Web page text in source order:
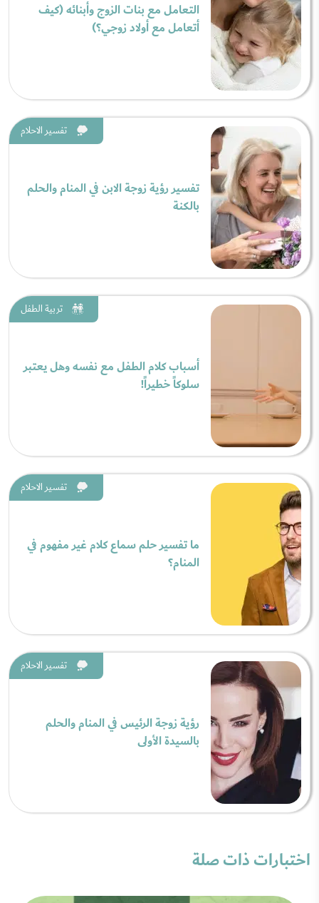
التعامل مع بنات الزوج وأبنائه (كيف
أتعامل مع أولاد زوجي؟)
تفسير الاحلام
تفسير رؤية زوجة الابن في المنام والحلم
بالكنة
تربية الطفل
أسباب كلام الطفل مع نفسه وهل يعتبر
سلوكاً خطيراً!
تفسير الاحلام
ما تفسير حلم سماع كلام غير مفهوم في
المنام؟
تفسير الاحلام
رؤية زوجة الرئيس في المنام والحلم
بالسيدة الأولى
اختبارات ذات صلة